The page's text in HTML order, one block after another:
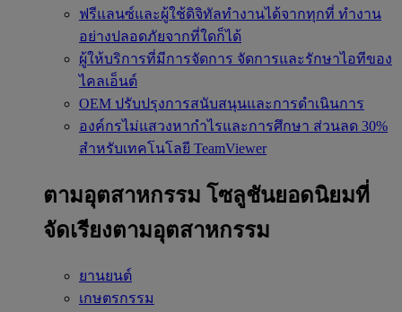
ฟรีแลนซ์และผู้ใช้ดิจิทัลทำงานได้จากทุกที่ ทำงาน
อย่างปลอดภัยจากที่ใดก็ได้
ผู้ให้บริการที่มีการจัดการ จัดการและรักษาไอทีของ
ไคลเอ็นต์
OEM ปรับปรุงการสนับสนุนและการดำเนินการ
องค์กรไม่แสวงหากำไรและการศึกษา ส่วนลด 30%
สำหรับเทคโนโลยี TeamViewer
ตามอุตสาหกรรม โซลูชันยอดนิยมที่
จัดเรียงตามอุตสาหกรรม
ยานยนต์
เกษตรกรรม